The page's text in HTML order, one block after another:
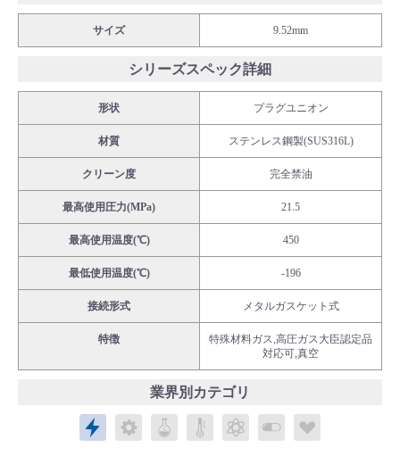
会社情報
Corporate Blog
採用情報
languageLanguage：日本語／English
お問い合わせ
サイズ 9.52mm
シリーズスペック詳細
形状 プラグユニオン
材質 ステンレス鋼製(SUS316L)
クリーン度 完全禁油
最高使用圧力(MPa) 21.5
最高使用温度(℃) 450
最低使用温度(℃) -196
接続形式 メタルガスケット式
特徴
特殊材料ガス,高圧ガス大臣認定品
対応可,真空
業界別カテゴリ
エレクトロニクス
メカトロニクス
ケミカルパブリックラボラトリ
エネルギーバイオメディカ